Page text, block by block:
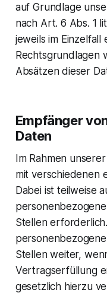
auf Grundlage
nach Art. 6 Abs. 1
jeweils im Einzelfall
Rechtsgrundlagen
Absätzen dieser
Empfänger
Daten
Im Rahmen
mit verschiedenen
Dabei ist teilweise
Stellen
Stellen weiter,
Vertragserfüllung
gesetzlich hierzu